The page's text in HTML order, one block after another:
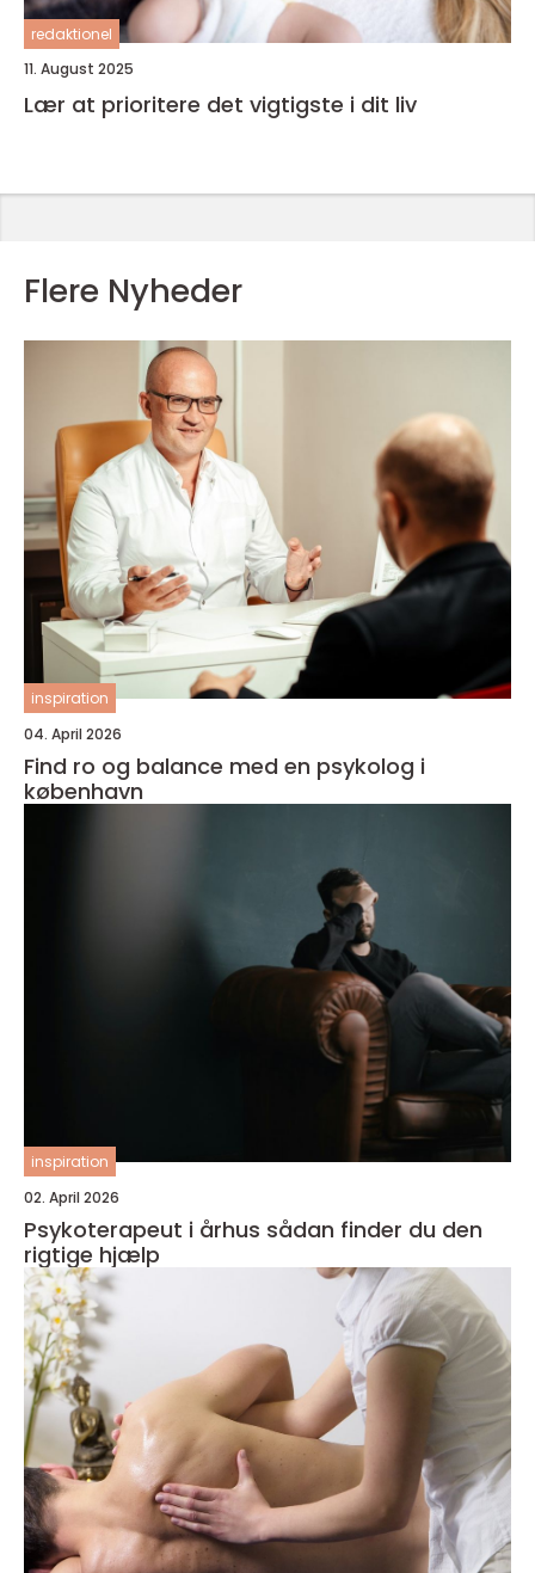
redaktionel
11. August 2025
Lær at prioritere det vigtigste i dit liv
Flere Nyheder
inspiration
04. April 2026
Find ro og balance med en psykolog i
københavn
inspiration
02. April 2026
Psykoterapeut i århus sådan finder du den
rigtige hjælp